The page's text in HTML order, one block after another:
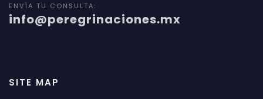
ENVÍA TU CONSULTA:
info@peregrinaciones.mx
SITE MAP